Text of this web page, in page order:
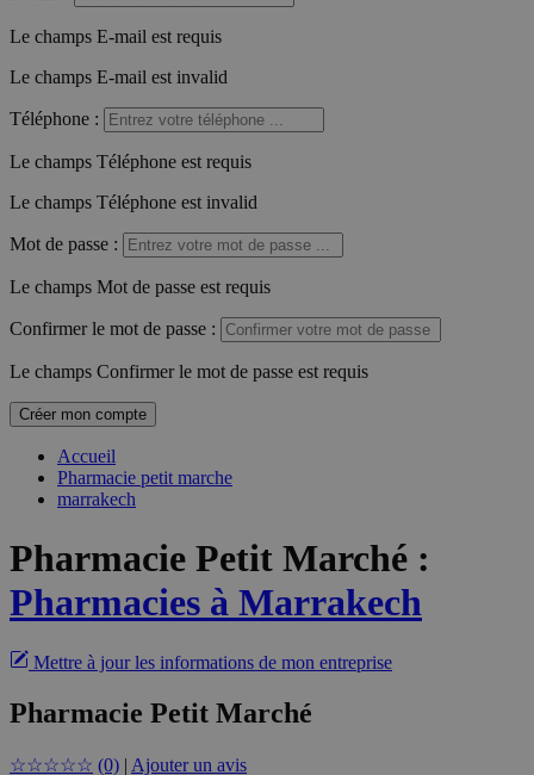
Le champs E-mail est requis
Le champs E-mail est invalid
Téléphone :
Le champs Téléphone est requis
Le champs Téléphone est invalid
Mot de passe :
Le champs Mot de passe est requis
Confirmer le mot de passe :
Le champs Confirmer le mot de passe est requis
Créer mon compte
Accueil
Pharmacie petit marche
marrakech
Pharmacie Petit Marché :
Pharmacies à Marrakech
Mettre à jour les informations de mon entreprise
Pharmacie Petit Marché
☆☆☆☆☆ (0) | Ajouter un avis